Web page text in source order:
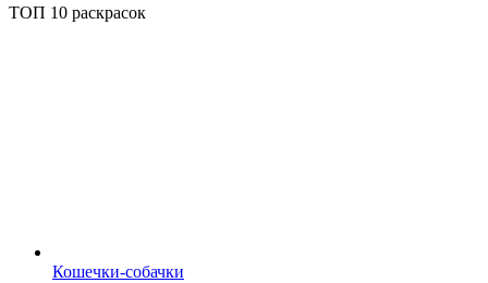
ТОП 10 раскрасок
Кошечки-собачки